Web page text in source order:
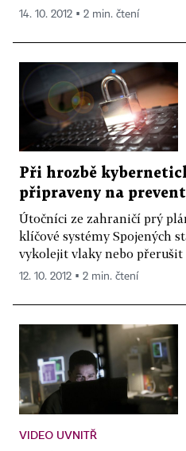
14. 10. 2012 ▪ 2 min. čtení
Při hrozbě
připraveny na
Útočníci ze zahraničí prý
klíčové systémy Spojených
vykolejit vlaky nebo přerušit
12. 10. 2012 ▪ 2 min. čtení
VIDEO UVNITŘ